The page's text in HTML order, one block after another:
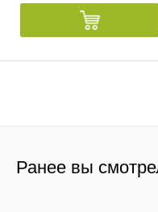
Ранее вы